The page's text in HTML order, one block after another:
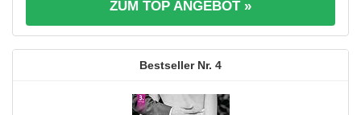
ZUM TOP ANGEBOT »
4